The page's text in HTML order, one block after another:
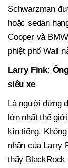
Schwarzman
hoặc sedan
Cooper và
phiệt phố Wall
Larry Fink:
siêu xe
Là người đứng
lớn nhất thế
kín tiếng.
nhân của Larry
thấy BlackRock